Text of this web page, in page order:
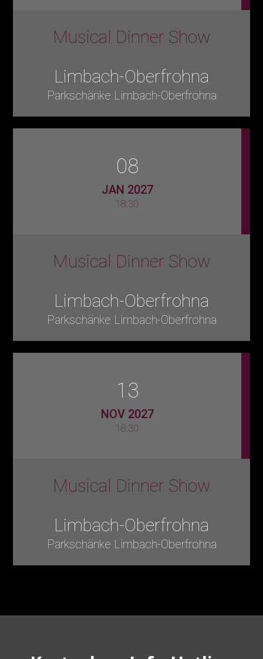
Musical Dinner Show
Limbach-Oberfrohna
Parkschänke Limbach-Oberfrohna
08
JAN 2027
18:30
Musical Dinner Show
Limbach-Oberfrohna
Parkschänke Limbach-Oberfrohna
13
NOV 2027
18:30
Musical Dinner Show
Limbach-Oberfrohna
Parkschänke Limbach-Oberfrohna